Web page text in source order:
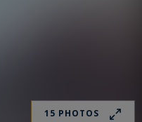
15 PHOTOS